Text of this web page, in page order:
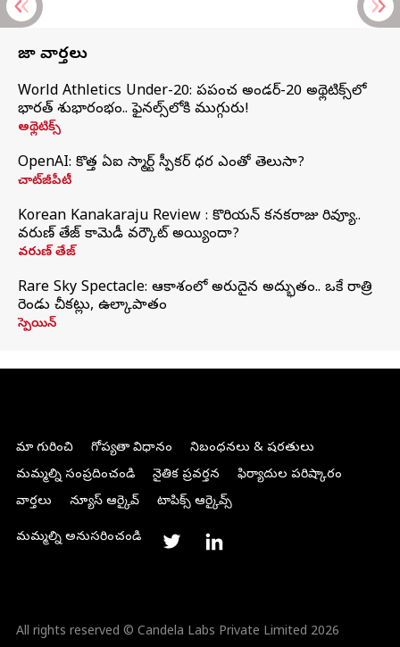
తాజా వార్తలు
World Athletics Under-20: ప్రపంచ అండర్-20 అథ్లెటిక్స్‌లో
భారత్‌ శుభారంభం.. ఫైనల్స్‌లోకి ముగ్గురు!
అథ్లెటిక్స్
OpenAI: కొత్త ఏఐ స్మార్ట్ స్పీకర్ ధర ఎంతో తెలుసా?
చాట్‌జీపీటీ
Korean Kanakaraju Review : కొరియన్ కనకరాజు రివ్యూ..
వరుణ్ తేజ్ కామెడీ వర్కౌట్ అయ్యిందా?
వరుణ్ తేజ్
Rare Sky Spectacle: ఆకాశంలో అరుదైన అద్భుతం.. ఒకే రాత్రి
రెండు చీకట్లు, ఉల్కాపాతం
స్పెయిన్
మా గురించి గోప్యతా విధానం
నిబంధనలు & షరతులు
మమ్మల్ని సంప్రదించండి
నైతిక ప్రవర్తన
ఫిర్యాదుల పరిష్కారం
వార్తలు
న్యూస్ ఆర్కైవ్ టాపిక్స్ ఆర్కైవ్స్
మమ్మల్ని అనుసరించండి
All rights reserved © Candela Labs Private Limited 2026